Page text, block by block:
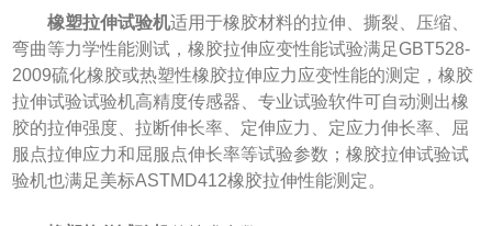
橡塑拉伸试验机适用于橡胶材料的拉伸、撕裂、压缩、
弯曲等力学性能测试，橡胶拉伸应变性能试验满足GBT528-
2009硫化橡胶或热塑性橡胶拉伸应力应变性能的测定，橡胶
拉伸试验试验机高精度传感器、专业试验软件可自动测出橡
胶的拉伸强度、拉断伸长率、定伸应力、定应力伸长率、屈
服点拉伸应力和屈服点伸长率等试验参数；橡胶拉伸试验试
验机也满足美标ASTMD412橡胶拉伸性能测定。